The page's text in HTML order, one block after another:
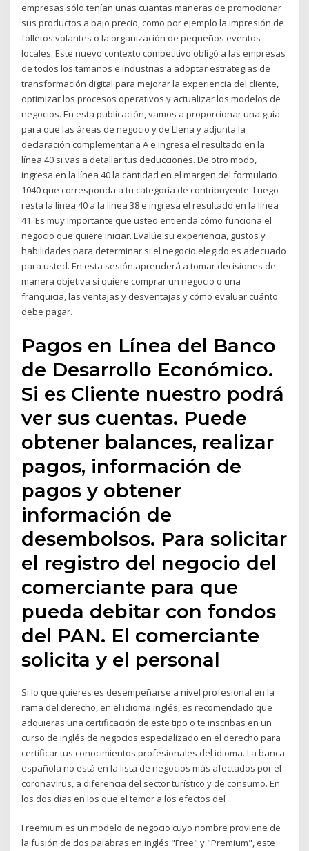
empresas sólo tenían unas cuantas maneras de promocionar
sus productos a bajo precio, como por ejemplo la impresión de
folletos volantes o la organización de pequeños eventos
locales. Este nuevo contexto competitivo obligó a las empresas
de todos los tamaños e industrias a adoptar estrategias de
transformación digital para mejorar la experiencia del cliente,
optimizar los procesos operativos y actualizar los modelos de
negocios. En esta publicación, vamos a proporcionar una guía
para que las áreas de negocio y de Llena y adjunta la
declaración complementaria A e ingresa el resultado en la
línea 40 si vas a detallar tus deducciones. De otro modo,
ingresa en la línea 40 la cantidad en el margen del formulario
1040 que corresponda a tu categoría de contribuyente. Luego
resta la línea 40 a la línea 38 e ingresa el resultado en la línea
41. Es muy importante que usted entienda cómo funciona el
negocio que quiere iniciar. Evalúe su experiencia, gustos y
habilidades para determinar si el negocio elegido es adecuado
para usted. En esta sesión aprenderá a tomar decisiones de
manera objetiva si quiere comprar un negocio o una
franquicia, las ventajas y desventajas y cómo evaluar cuánto
debe pagar.
Pagos en Línea del Banco
de Desarrollo Económico.
Si es Cliente nuestro podrá
ver sus cuentas. Puede
obtener balances, realizar
pagos, información de
pagos y obtener
información de
desembolsos. Para solicitar
el registro del negocio del
comerciante para que
pueda debitar con fondos
del PAN. El comerciante
solicita y el personal
Si lo que quieres es desempeñarse a nivel profesional en la
rama del derecho, en el idioma inglés, es recomendado que
adquieras una certificación de este tipo o te inscribas en un
curso de inglés de negocios especializado en el derecho para
certificar tus conocimientos profesionales del idioma. La banca
española no está en la lista de negocios más afectados por el
coronavirus, a diferencia del sector turístico y de consumo. En
los dos días en los que el temor a los efectos del
Freemium es un modelo de negocio cuyo nombre proviene de
la fusión de dos palabras en inglés "Free" y "Premium", este